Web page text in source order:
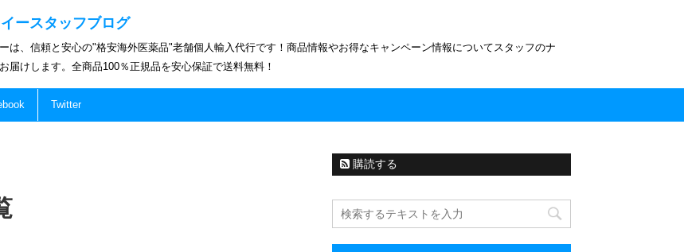
ースタッフブログ
は、信頼と安心の"格安海外医薬品"老舗個人輸入代行です！商品情報やお得なキャンペーン情報についてスタッフのナ
届けします。全商品100％正規品を安心保証で送料無料！
Twitter
購読する